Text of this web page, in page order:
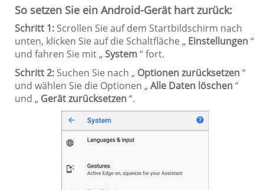
So setzen Sie ein Android-Gerät hart zurück:
Schritt 1: Scrollen Sie auf dem Startbildschirm nach
unten, klicken Sie auf die Schaltfläche „ Einstellungen“
und fahren Sie mit „System“ fort.
Schritt 2: Suchen Sie nach „ Optionen zurücksetzen“
und wählen Sie die Optionen „Alle Daten löschen“
und „ Gerät zurücksetzen“.